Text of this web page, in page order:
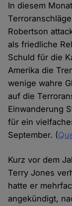
In diesem
Robertson
als friedliche
Schuld für die
Amerika die
wenige wahre
auf die
Einwanderung
für ein
September. (
Kurz vor dem
Terry Jones
hatte er
angekündigt,